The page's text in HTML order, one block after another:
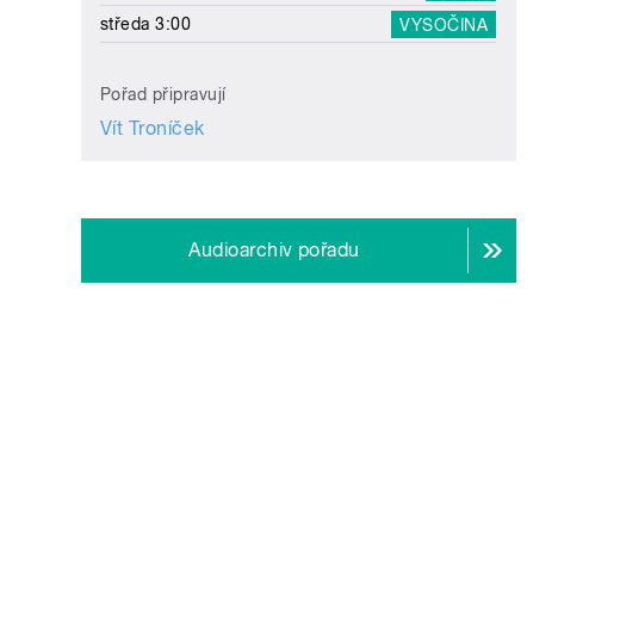
středa 3:00
VYSOČINA
Pořad připravují
Vít Troníček
Audioarchiv pořadu